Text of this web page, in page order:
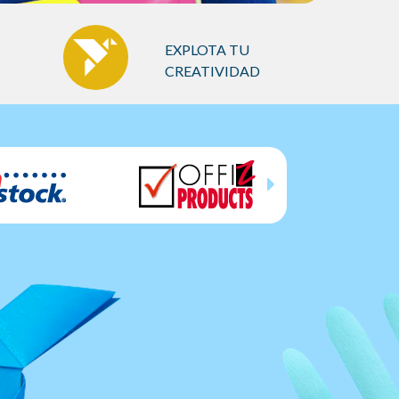
EXPLOTA TU
CREATIVIDAD